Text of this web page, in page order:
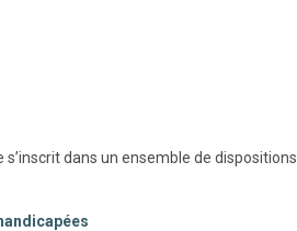
dans un ensemble de